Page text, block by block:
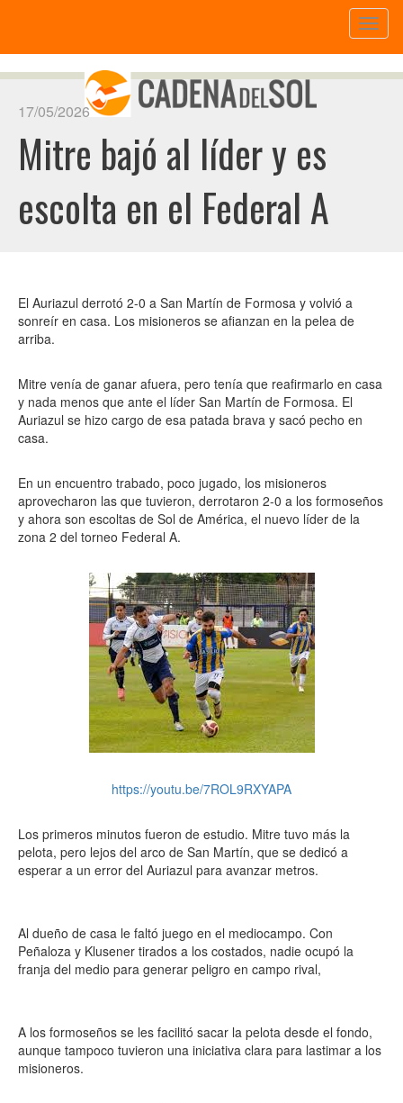
17/05/2026
Mitre bajó al líder y es
escolta en el Federal A
El Auriazul derrotó 2-0 a San Martín de Formosa y volvió a
sonreír en casa. Los misioneros se afianzan en la pelea de
arriba.
Mitre venía de ganar afuera, pero tenía que reafirmarlo en casa
y nada menos que ante el líder San Martín de Formosa. El
Auriazul se hizo cargo de esa patada brava y sacó pecho en
casa.
En un encuentro trabado, poco jugado, los misioneros
aprovecharon las que tuvieron, derrotaron 2-0 a los formoseños
y ahora son escoltas de Sol de América, el nuevo líder de la
zona 2 del torneo Federal A.
https://youtu.be/7ROL9RXYAPA
Los primeros minutos fueron de estudio. Mitre tuvo más la
pelota, pero lejos del arco de San Martín, que se dedicó a
esperar a un error del Auriazul para avanzar metros.
Al dueño de casa le faltó juego en el mediocampo. Con
Peñaloza y Klusener tirados a los costados, nadie ocupó la
franja del medio para generar peligro en campo rival,
A los formoseños se les facilitó sacar la pelota desde el fondo,
aunque tampoco tuvieron una iniciativa clara para lastimar a los
misioneros.